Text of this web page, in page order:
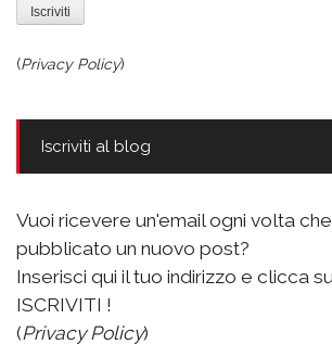
(Privacy Policy)
Iscriviti al blog
Vuoi ricevere un'email ogni volta
pubblicato un nuovo post?
Inserisci qui il tuo indirizzo e clicca
ISCRIVITI !
(Privacy Policy)